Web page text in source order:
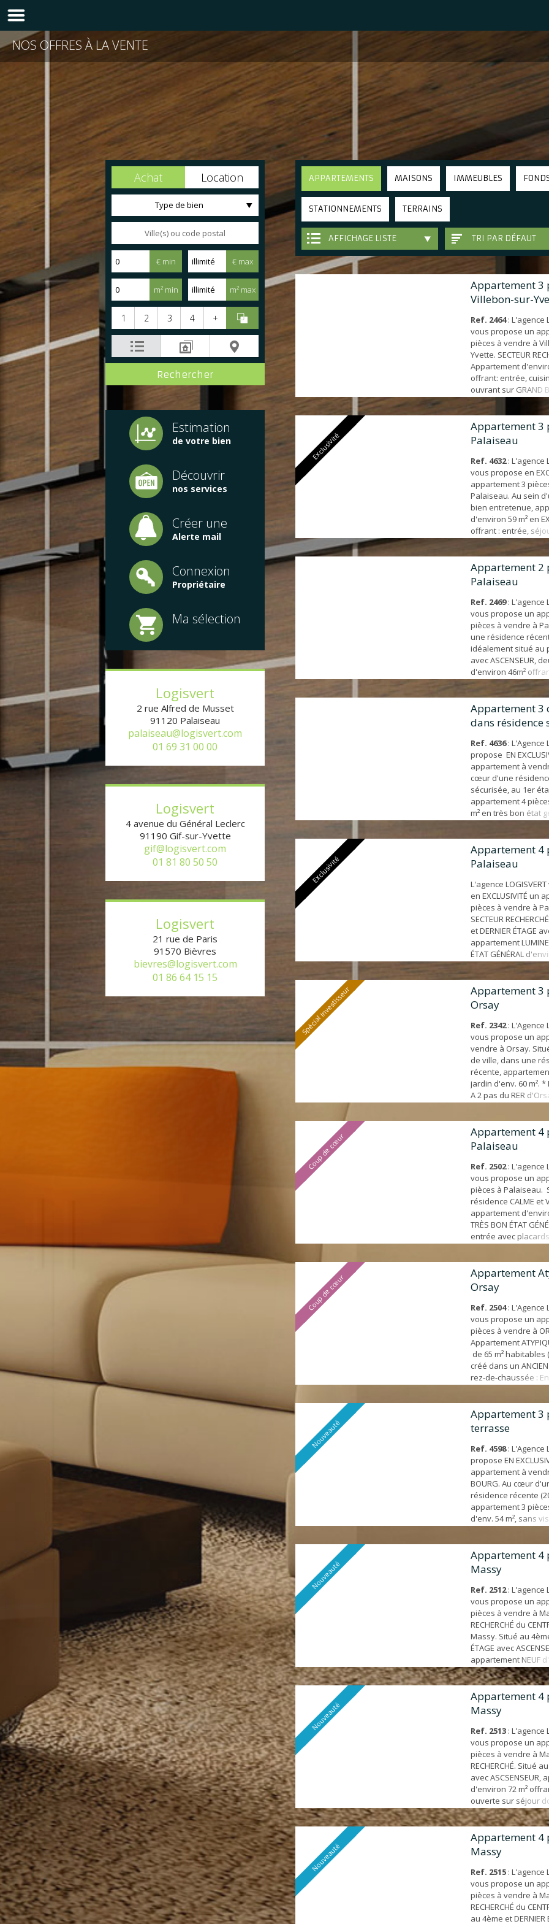
NOS OFFRES À LA VENTE
Achat Location
Type de bien
€ min € max
m² min m² max
1 2 3 4 +
Estimation
de votre bien
Découvrir
nos services
Créer une
Alerte mail
Connexion
Propriétaire
Ma sélection
Logisvert
2 rue Alfred de Musset
91120 Palaiseau
palaiseau@logisvert.com
01 69 31 00 00
Logisvert
4 avenue du Général Leclerc
91190 Gif-sur-Yvette
gif@logisvert.com
01 81 80 50 50
Logisvert
21 rue de Paris
91570 Bièvres
bievres@logisvert.com
01 86 64 15 15
APPARTEMENTS MAISONS IMMEUBLES
STATIONNEMENTS TERRAINS
AFFICHAGE LISTE TRI PAR DÉFAUT
Appartement 3
Villebon-sur-
Ref. 2464: L'agence
vous propose un
pièces à vendre à
Yvette. SECTEUR
Appartement
offrant: entrée,
ouvrant sur GRAND
vis-à-vis, salle d'eau,
indépendant,
chambres. Un
extérieur et une
bien. PROCHE
15', bus, écoles et
moins d...
Exclusivité
Appartement 3
Palaiseau
Ref. 4632: L'agence
vous propose en
appartement 3
Palaiseau. Au sein
bien entretenue,
d'environ 59 m² en
offrant : entrée,
aménagée et
salle d'eau et WC.
PARKING complètent
Contactez
au 06.69.49.65.49 Les
auxquels ce ...
Appartement 2
Palaiseau
Ref. 2469: L'agence
vous propose un
pièces à vendre à
une résidence
idéalement situé au
avec ASCENSEUR,
d'environ 46m²
de bains avec wc,
cuisine ouverte
TERRASSE. Un
de parking en SOUS-
ce bien. POCHE
Palaiseau ...
Appartement 3
dans résidence
Ref. 4636: L'Agence
propose EN
appartement à
cœur d'une
sécurisée, au 1er
appartement 4
m² en très bon état
Emplacement - A
du centre ville,
- Gare Ligne V à 3' -
gymnase, ferme
Exclusivité
Appartement 4
Palaiseau
L'agence
en EXCLUSIVITÉ un
pièces à vendre à
SECTEUR
et DERNIER ÉTAGE
appartement
ÉTAT GÉNÉRAL
offrant : entrée, belle
aménagée et
SÉJOUR DOUBLE
exposé SUD et SANS
chambres avec
indépendant et salle
Spécial investisseur
Appartement 3
Orsay
Ref. 2342: L'Agence
vous propose un
vendre à Orsay.
de ville, dans une
récente,
jardin d'env. 60 m². *
A 2 pas du RER
Caractéristiques de
Résidence de 2012 -
pied sur terrasse et
Cuisine aménagée et
Coup de cœur
Appartement 4
Palaiseau
Ref. 2502: L'agence
vous propose un
pièces à Palaiseau.
résidence CALME et
appartement
TRÈS BON ÉTAT
entrée avec
BELLE VUE sur la
aménagée et
salle d'eau et WC
place de PARKING
qu'une CA...
Coup de cœur
Appartement
Orsay
Ref. 2504: L'Agence
vous propose un
pièces à vendre à
Appartement
de 65 m² habitables
créé dans un ANCIEN
rez-de-chaussée :
bain avec WC. A
SPACIEUSES et
ÉTAT GÉNÉRAL. Une
et une COUR
ce bien. FAI...
Nouveauté
Appartement 3
terrasse
Ref. 4598: L'Agence
propose EN
appartement à
BOURG. Au cœur
résidence récente
appartement 3
d'env. 54 m², sans
2027. *
à pied du centre ville,
écoles - Bus pour
centre à 3' - A 15' de
Nouveauté
Appartement 4
Massy
Ref. 2512: L'agence
vous propose un
pièces à vendre à
RECHERCHÉ du
Massy. Situé au
ÉTAGE avec
appartement NEUF
offrant: cuisine
donnant sur
d'eau et 3 chambres
PARENTALE avec
privatifs. PROCHE
B 15', écoles à 5' et...
Nouveauté
Appartement 4
Massy
Ref. 2513 : L'agence
vous propose un
pièces à vendre à
RECHERCHÉ. Situé
avec ASCSENSEUR,
d'environ 72 m²
ouverte sur séjour
BALCON de 5 m², 3
salles d'eau avec
PROCHE
écoles à 5' et
Les risques auxquels
exposé sont énon...
Nouveauté
Appartement 4
Massy
Ref. 2515 : L'agence
vous propose un
pièces à vendre à
RECHERCHÉ du
au 4ème et DERNIER